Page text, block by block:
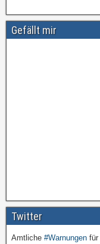
Gefällt mir
Twitter
Amtliche #Warnungen für